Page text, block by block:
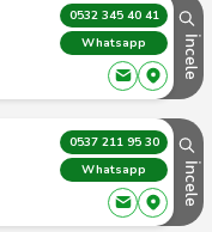
0532 345 40 41
Whatsapp
İncele
0537 211 95 30
Whatsapp
İncele